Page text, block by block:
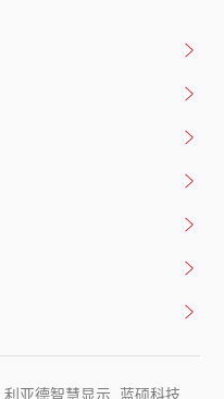
利亚德智慧显示 蓝硕科技